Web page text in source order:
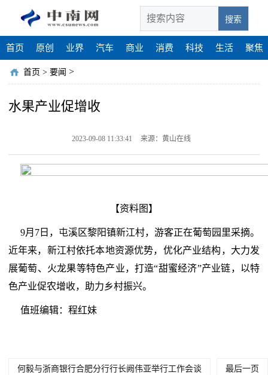
搜索
首页 原创 业界 汽车 商业 消费 科技 生活 聚焦
首页 > 要闻 >
水果产业促增收
2023-09-08 11:33:41 来源：黄山在线
【资料图】
9月7日，屯溪区黎阳镇新江村，游客正在葡萄园里采摘。
近年来，新江村依托本地资源优势，优化产业结构，大力发
展葡萄、火龙果等特色产业，打造“甜蜜经济”产业链，以特
色产业促农增收，助力乡村振兴。
值班编辑：程红妹
何毅与浙商银行合肥分行行长阙伟亚举行工作会谈 最后一页